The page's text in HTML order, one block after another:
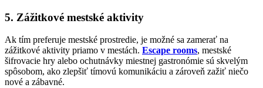
5. Zážitkové mestské aktivity
Ak tím preferuje mestské prostredie, je možné sa zamerať na
zážitkové aktivity priamo v mestách. Escape rooms, mestské
šifrovacie hry alebo ochutnávky miestnej gastronómie sú skvelým
spôsobom, ako zlepšiť tímovú komunikáciu a zároveň zažiť niečo
nové a zábavné.